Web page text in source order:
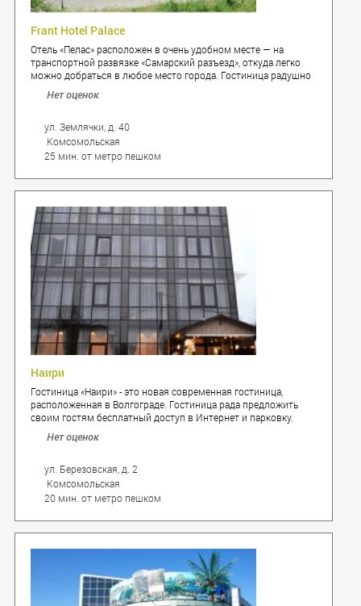
Frant Hotel Palace
Отель «Пелас» расположен в очень удобном месте — на
транспортной развязке «Самарский разъезд», откуда легко
можно добраться в любое место города. Гостиница радушно
экономов до роскошного люкса.
Нет оценок
ул. Землячки, д. 40
Комсомольская
25 мин. от метро пешком
Наири
Гостиница «Наири» - это новая современная гостиница,
расположенная в Волгограде. Гостиница рада предложить
своим гостям бесплатный доступ в Интернет и парковку.
Нет оценок
ул. Березовская, д. 2
Комсомольская
20 мин. от метро пешком